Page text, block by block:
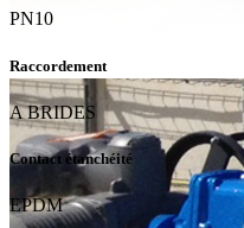
PN10
Raccordement
A BRIDES
Contact étanchéité
EPDM